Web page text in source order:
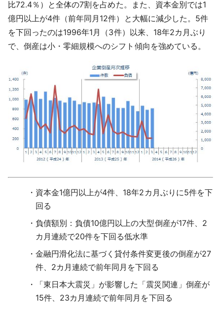
比72.4％）と全体の7割を占めた。また、資本金別では1
億円以上が4件（前年同月12件）と大幅に減少した。5件
を下回ったのは1996年1月（3件）以来、18年2カ月ぶり
で、倒産は小・零細規模へのシフト傾向を強めている。
資本金1億円以上が4件、18年2カ月ぶりに5件を下
回る
負債額別：負債10億円以上の大型倒産が17件、2
カ月連続で20件を下回る低水準
金融円滑化法に基づく貸付条件変更後の倒産が27
件、2カ月連続で前年同月を下回る
「東日本大震災」が影響した「震災関連」倒産が
15件、23カ月連続で前年同月を下回る